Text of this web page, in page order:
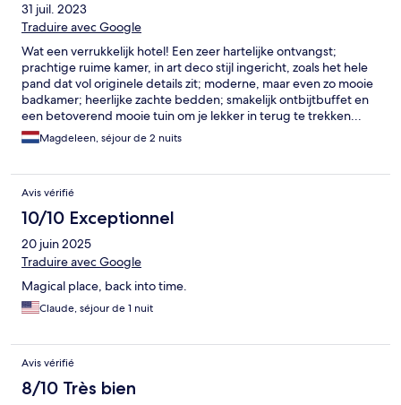
31 juil. 2023
Traduire avec Google
Wat een verrukkelijk hotel! Een zeer hartelijke ontvangst;
prachtige ruime kamer, in art deco stijl ingericht, zoals het hele
pand dat vol originele details zit; moderne, maar even zo mooie
badkamer; heerlijke zachte bedden; smakelijk ontbijtbuffet en
een betoverend mooie tuin om je lekker in terug te trekken...
We komen graag terug!
Magdeleen, séjour de 2 nuits
Avis vérifié
10/10 Exceptionnel
20 juin 2025
Traduire avec Google
Magical place, back into time.
Claude, séjour de 1 nuit
Avis vérifié
8/10 Très bien